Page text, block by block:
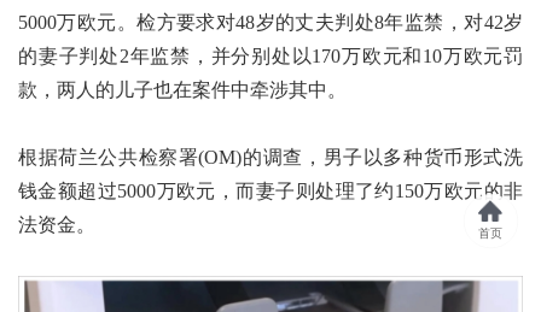
5000万欧元。检方要求对48岁的丈夫判处8年监禁，对42岁
的妻子判处2年监禁，并分别处以170万欧元和10万欧元罚
款，两人的儿子也在案件中牵涉其中。
根据荷兰公共检察署(OM)的调查，男子以多种货币形式洗
钱金额超过5000万欧元，而妻子则处理了约150万欧元的非
法资金。
首页